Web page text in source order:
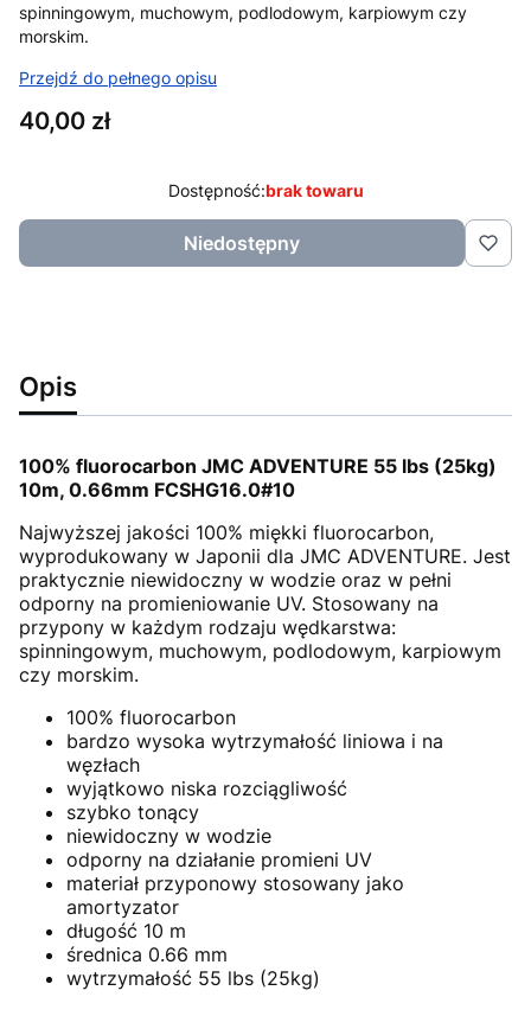
spinningowym, muchowym, podlodowym, karpiowym czy
morskim.
Przejdź do pełnego opisu
Cena
40,00 zł
Dostępność:brak towaru
Niedostępny
Opis
100% fluorocarbon JMC ADVENTURE 55 lbs (25kg)
10m, 0.66mm FCSHG16.0#10
Najwyższej jakości 100% miękki fluorocarbon,
wyprodukowany w Japonii dla JMC ADVENTURE. Jest
praktycznie niewidoczny w wodzie oraz w pełni
odporny na promieniowanie UV. Stosowany na
przypony w każdym rodzaju wędkarstwa:
spinningowym, muchowym, podlodowym, karpiowym
czy morskim.
100% fluorocarbon
bardzo wysoka wytrzymałość liniowa i na
węzłach
wyjątkowo niska rozciągliwość
szybko tonący
niewidoczny w wodzie
odporny na działanie promieni UV
materiał przyponowy stosowany jako
amortyzator
długość 10 m
średnica 0.66 mm
wytrzymałość 55 lbs (25kg)